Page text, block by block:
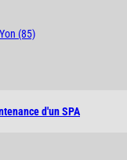
(85)
d'un SPA